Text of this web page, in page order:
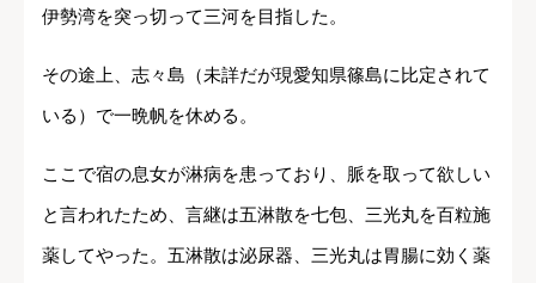
伊勢湾を突っ切って三河を目指した。
その途上、志々島（未詳だが現愛知県篠島に比定されて
いる）で一晩帆を休める。
ここで宿の息女が淋病を患っており、脈を取って欲しい
と言われたため、言継は五淋散を七包、三光丸を百粒施
薬してやった。五淋散は泌尿器、三光丸は胃腸に効く薬